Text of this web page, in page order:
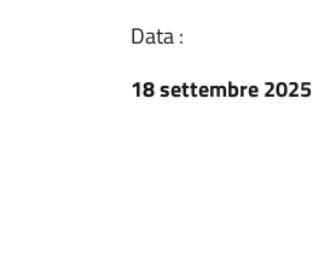
Data :
18 settembre 2025